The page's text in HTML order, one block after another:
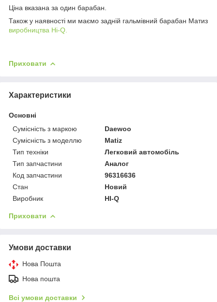
Ціна вказана за один барабан.
Також у наявності ми маємо задній гальмівний барабан Матиз
виробництва Hi-Q.
Приховати
Характеристики
Основні
Сумісність з маркою
Daewoo
Сумісність з моделлю
Matiz
Тип техніки
Легковий автомобіль
Тип запчастини
Аналог
Код запчастини
96316636
Стан
Новий
Виробник
HI-Q
Приховати
Умови доставки
Нова Пошта
Нова пошта
Всі умови доставки